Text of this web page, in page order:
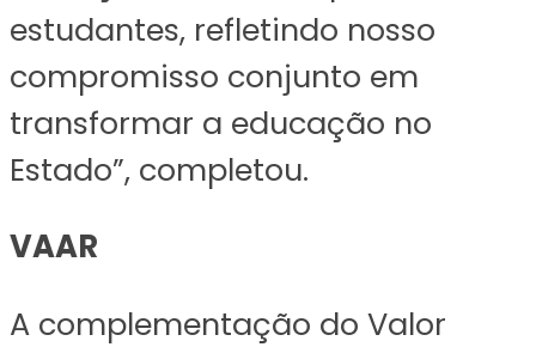
estudantes, refletindo nosso
compromisso conjunto em
transformar a educação no
Estado”, completou.
VAAR
A complementação do Valor